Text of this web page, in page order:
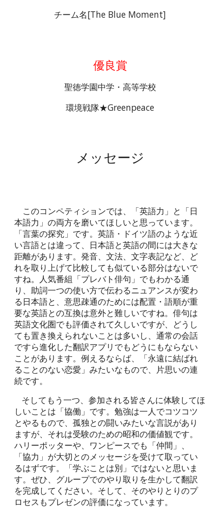
チーム名[The Blue Moment]
優良賞
聖徳学園中学・高等学校
環境戦隊★Greenpeace
メッセージ
このコンペティションでは、「英語力」と「日
本語力」の両方を磨いてほしいと思っています。
「言葉の探究」です。英語・ドイツ語のような近
い言語とは違って、日本語と英語の間には大きな
距離があります。発音、文法、文字表記など、ど
れを取り上げて比較しても似ている部分はないで
すね。人気番組「プレバト俳句」でもわかる通
り、助詞一つの使い方で伝わるニュアンスが変わ
る日本語と、意思疎通のためには配置・語順が重
要な英語との互換は意外と難しいですね。俳句は
英語文化圏でも評価されて久しいですが、どうし
ても置き換えられないことは多いし、通常の会話
ですら進化した翻訳アプリでもどうにもならない
ことがあります。例えるならば、「永遠に結ばれ
ることのない恋愛」みたいなもので、片思いの連
続です。
そしてもう一つ、参加される皆さんに体験してほ
しいことは「協働」です。勉強は一人でコツコツ
とやるもので、孤独との闘いみたいな言説があり
ますが、それは受験のための昭和の価値観です。
ハリーポッターや、ワンピースでも「仲間」、
「協力」が大切とのメッセージを受けて取ってい
るはずです。「学ぶことは別」ではないと思いま
す。ぜひ、グループでのやり取りを生かして翻訳
を完成してください。そして、そのやりとりのプ
ロセスもプレゼンの評価になっています。